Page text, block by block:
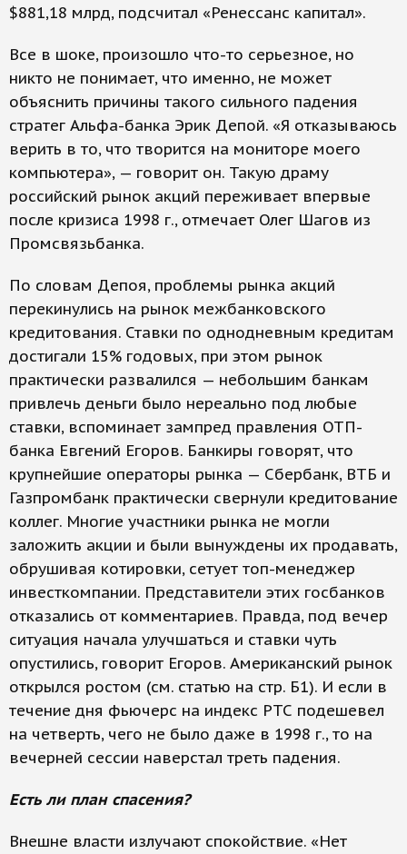
$881,18 млрд, подсчитал «Ренессанс капитал».
Все в шоке, произошло что-то серьезное, но
никто не понимает, что именно, не может
объяснить причины такого сильного падения
стратег Альфа-банка Эрик Депой. «Я отказываюсь
верить в то, что творится на мониторе моего
компьютера», — говорит он. Такую драму
российский рынок акций переживает впервые
после кризиса 1998 г., отмечает Олег Шагов из
Промсвязьбанка.
По словам Депоя, проблемы рынка акций
перекинулись на рынок межбанковского
кредитования. Ставки по однодневным кредитам
достигали 15% годовых, при этом рынок
практически развалился — небольшим банкам
привлечь деньги было нереально под любые
ставки, вспоминает зампред правления ОТП-
банка Евгений Егоров. Банкиры говорят, что
крупнейшие операторы рынка — Сбербанк, ВТБ и
Газпромбанк практически свернули кредитование
коллег. Многие участники рынка не могли
заложить акции и были вынуждены их продавать,
обрушивая котировки, сетует топ-менеджер
инвесткомпании. Представители этих госбанков
отказались от комментариев. Правда, под вечер
ситуация начала улучшаться и ставки чуть
опустились, говорит Егоров. Американский рынок
открылся ростом (см. статью на стр. Б1). И если в
течение дня фьючерс на индекс РТС подешевел
на четверть, чего не было даже в 1998 г., то на
вечерней сессии наверстал треть падения.
Есть ли план спасения?
Внешне власти излучают спокойствие. «Нет